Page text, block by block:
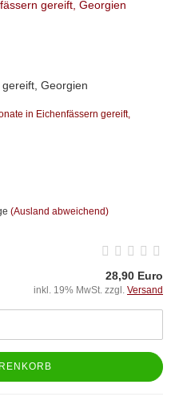
Georgien
in Eichenfässern gereift,
(Ausland abweichend)
28,90 Euro
inkl. 19% MwSt. zzgl. Versand